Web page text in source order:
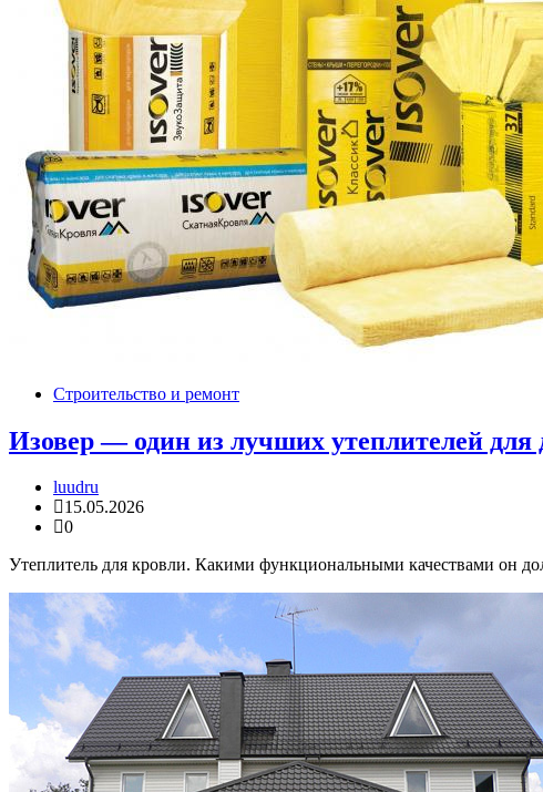
Строительство и ремонт
Изовер — один из лучших утеплителей для
luudru
15.05.2026
0
Утеплитель для кровли. Какими функциональными качествами он